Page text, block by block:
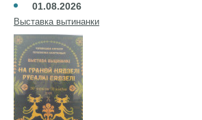
01.08.2026
Выставка вытинанки